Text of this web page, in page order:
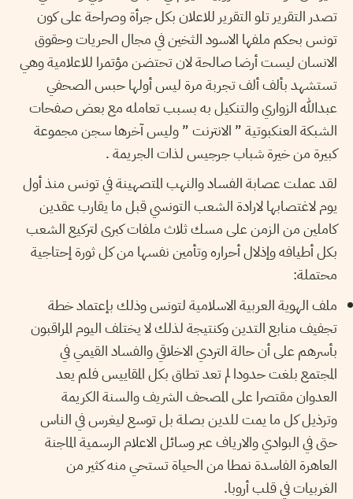
تصدر التقرير تلو التقرير للاعلان بكل جرأة وصراحة على كون
تونس بحكم ملفها الاسود الثخين في مجال الحريات وحقوق
الانسان ليست أرضا صالحة لان تحتضن مؤتمرا للاعلامية وهي
تستشهد بألف ألف تجربة مرة ليس أولها حبس الصحفي
عبدالله الزواري والتنكيل به بسبب تعامله مع بعض صفحات
الشبكة العنكبوتية ” الانترنت ” وليس آخرها سجن مجموعة
كبيرة من خيرة شباب جرجيس لذات الجريمة .
لقد عملت عصابة الفساد والنهب المتصهينة في تونس منذ أول
يوم لاغتصابها لارادة الشعب التونسي قبل ما يقارب عقدين
كاملين من الزمن على مسك ثلاث ملفات كبرى لتركيع الشعب
بكل أطيافه وإذلال أحراره وتأمين نفسها من كل ثورة إحتاجية
محتملة:
ملف الهوية العربية الاسلامية لتونس وذلك بإعتماد خطة
تجفيف منابع التدين وكنتيجة لذلك لا يختلف اليوم المراقبون
بأسرهم على أن حالة التردي الاخلاقي والفساد القيمي في
المجتمع بلغت حدودا لم تعد تطاق بكل المقاييس فلم يعد
العدوان مقتصرا على المصحف الشريف والسنة الكريمة
وترذيل كل ما يمت للدين بصلة بل توسع ليغرس في الناس
حتى في البوادي والارياف عبر وسائل الاعلام الرسمية الماجنة
العاهرة الفاسدة نمطا من الحياة تستحي منه كثير من
الغربيات في قلب أروبا.